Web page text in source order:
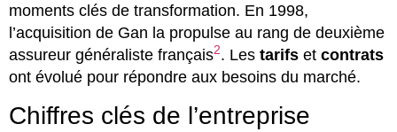
moments clés de transformation. En 1998,
l’acquisition de Gan la propulse au rang de deuxième
assureur généraliste français2. Les tarifs et contrats
ont évolué pour répondre aux besoins du marché.
Chiffres clés de l’entreprise